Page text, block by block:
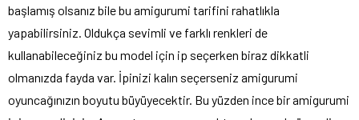
başlamış olsanız bile bu amigurumi tarifini rahatlıkla
yapabilirsiniz. Oldukça sevimli ve farklı renkleri de
kullanabileceğiniz bu model için ip seçerken biraz dikkatli
olmanızda fayda var. İpinizi kalın seçerseniz amigurumi
oyuncağınızın boyutu büyüyecektir. Bu yüzden ince bir amigurumi